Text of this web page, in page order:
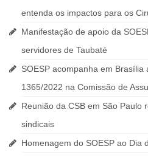
entenda os impactos para os
Manifestação de apoio da
servidores de Taubaté
SOESP acompanha em Brasília
1365/2022 na Comissão de
Reunião da CSB em São Paulo
sindicais
Homenagem do SOESP ao Dia